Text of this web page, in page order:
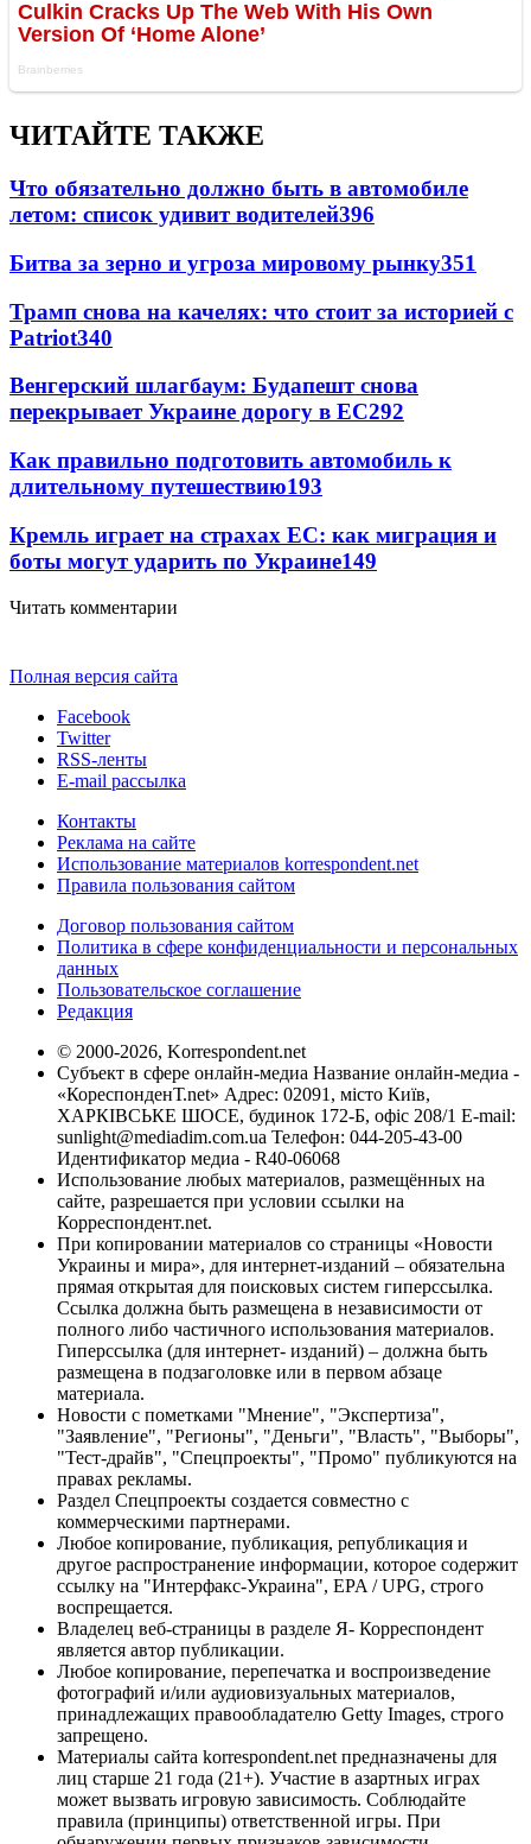
ЧИТАЙТЕ ТАКЖЕ
Что обязательно должно быть в автомобиле
летом: список удивит водителей396
Битва за зерно и угроза мировому рынку351
Трамп снова на качелях: что стоит за историей с
Patriot340
Венгерский шлагбаум: Будапешт снова
перекрывает Украине дорогу в ЕС292
Как правильно подготовить автомобиль к
длительному путешествию193
Кремль играет на страхах ЕС: как миграция и
боты могут ударить по Украине149
Читать комментарии
Полная версия сайта
Facebook
Twitter
RSS-ленты
E-mail рассылка
Контакты
Реклама на сайте
Использование материалов korrespondent.net
Правила пользования сайтом
Договор пользования сайтом
Политика в сфере конфиденциальности и персональных
данных
Пользовательское соглашение
Редакция
© 2000-2026, Korrespondent.net
Субъект в сфере онлайн-медиа Название онлайн-медиа -
«КореспонденТ.net» Адрес: 02091, місто Київ,
ХАРКІВСЬКЕ ШОСЕ, будинок 172-Б, офіс 208/1 E-mail:
sunlight@mediadim.com.ua Телефон: 044-205-43-00
Идентификатор медиа - R40-06068
Использование любых материалов, размещённых на
сайте, разрешается при условии ссылки на
Корреспондент.net.
При копировании материалов со страницы «Новости
Украины и мира», для интернет-изданий – обязательна
прямая открытая для поисковых систем гиперссылка.
Ссылка должна быть размещена в независимости от
полного либо частичного использования материалов.
Гиперссылка (для интернет- изданий) – должна быть
размещена в подзаголовке или в первом абзаце
материала.
Новости с пометками "Мнение", "Экспертиза",
"Заявление", "Регионы", "Деньги", "Власть", "Выборы",
"Тест-драйв", "Спецпроекты", "Промо" публикуются на
правах рекламы.
Раздел Спецпроекты создается совместно с
коммерческими партнерами.
Любое копирование, публикация, републикация и
другое распространение информации, которое содержит
ссылку на "Интерфакс-Украина", EPA / UPG, строго
воспрещается.
Владелец веб-страницы в разделе Я- Корреспондент
является автор публикации.
Любое копирование, перепечатка и воспроизведение
фотографий и/или аудиовизуальных материалов,
принадлежащих правообладателю Getty Images, строго
запрещено.
Материалы сайта korrespondent.net предназначены для
лиц старше 21 года (21+). Участие в азартных играх
может вызвать игровую зависимость. Соблюдайте
правила (принципы) ответственной игры. При